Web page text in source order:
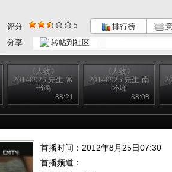
评分 5 排行榜
分享
转帖到社区
《人物》
20140926 先生-常
书鸿
38:21
《人物》
20140925 先生-南
怀瑾
38:08
首播时间：2012年8月25日07:30
首播频道：